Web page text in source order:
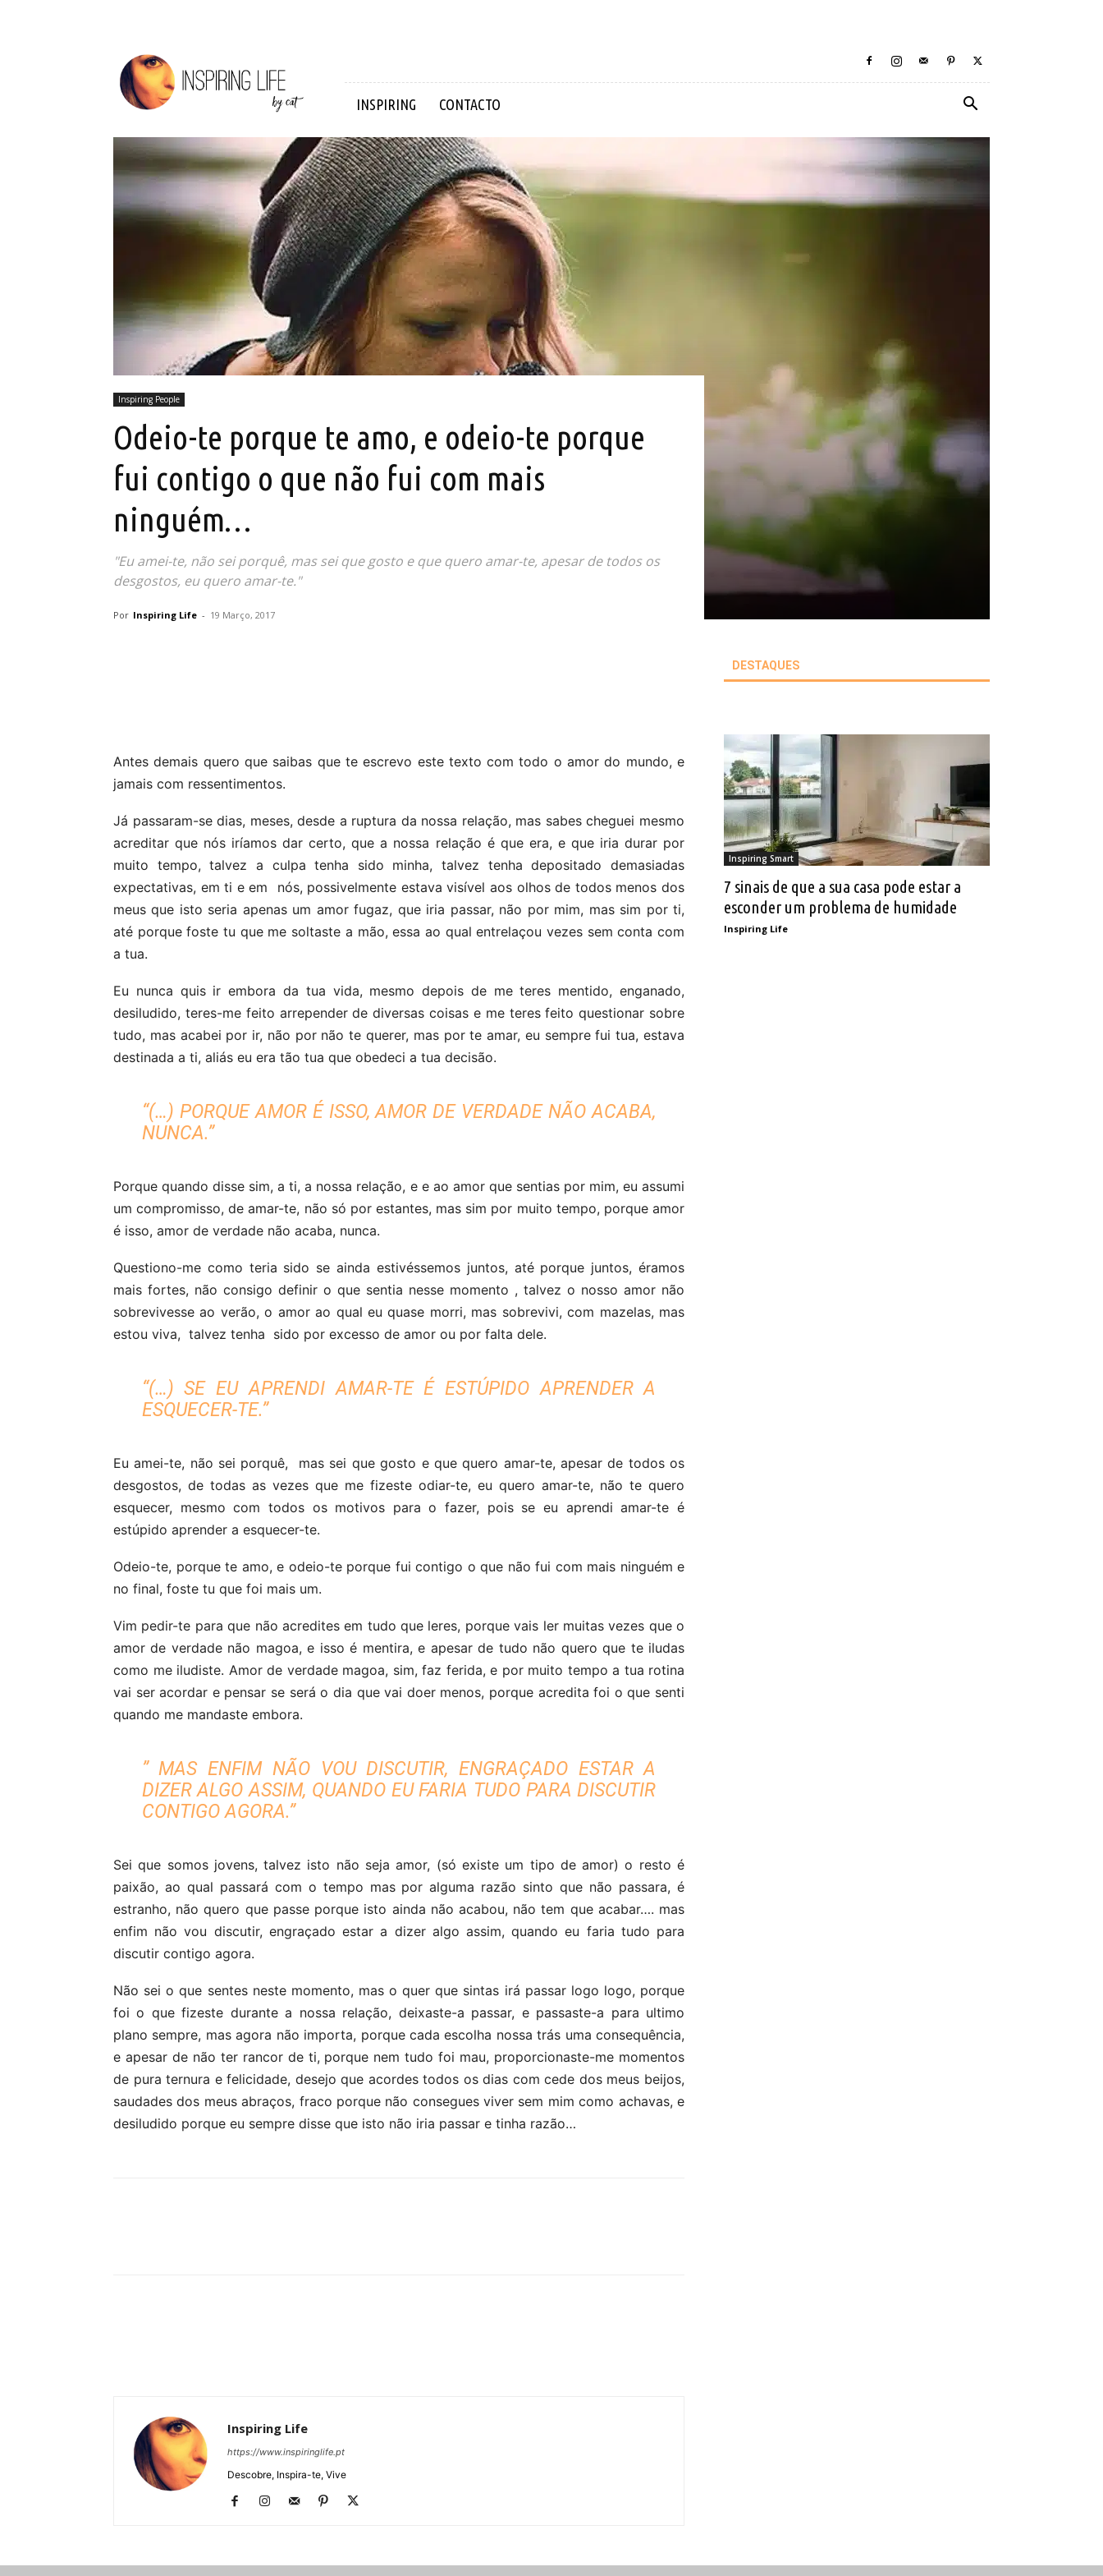
Inspiring
Life
INSPIRING CONTACTO
Inspiring People
Odeio-te porque te amo, e odeio-te porque
fui contigo o que não fui com mais
ninguém…
"Eu amei-te, não sei porquê, mas sei que gosto e que quero amar-te, apesar de todos os
desgostos, eu quero amar-te."
Por Inspiring Life - 19 Março, 2017
Antes demais quero que saibas que te escrevo este texto com todo o amor do mundo, e
jamais com ressentimentos.
Já passaram-se dias, meses, desde a ruptura da nossa relação, mas sabes cheguei mesmo
acreditar que nós iríamos dar certo, que a nossa relação é que era, e que iria durar por
muito tempo, talvez a culpa tenha sido minha, talvez tenha depositado demasiadas
expectativas, em ti e em nós, possivelmente estava visível aos olhos de todos menos dos
meus que isto seria apenas um amor fugaz, que iria passar, não por mim, mas sim por ti,
até porque foste tu que me soltaste a mão, essa ao qual entrelaçou vezes sem conta com
a tua.
Eu nunca quis ir embora da tua vida, mesmo depois de me teres mentido, enganado,
desiludido, teres-me feito arrepender de diversas coisas e me teres feito questionar sobre
tudo, mas acabei por ir, não por não te querer, mas por te amar, eu sempre fui tua, estava
destinada a ti, aliás eu era tão tua que obedeci a tua decisão.
“(…) PORQUE AMOR É ISSO, AMOR DE VERDADE NÃO ACABA,
NUNCA.”
Porque quando disse sim, a ti, a nossa relação, e e ao amor que sentias por mim, eu assumi
um compromisso, de amar-te, não só por estantes, mas sim por muito tempo, porque amor
é isso, amor de verdade não acaba, nunca.
Questiono-me como teria sido se ainda estivéssemos juntos, até porque juntos, éramos
mais fortes, não consigo definir o que sentia nesse momento , talvez o nosso amor não
sobrevivesse ao verão, o amor ao qual eu quase morri, mas sobrevivi, com mazelas, mas
estou viva, talvez tenha sido por excesso de amor ou por falta dele.
“(…) SE EU APRENDI AMAR-TE É ESTÚPIDO APRENDER A
ESQUECER-TE.”
Eu amei-te, não sei porquê, mas sei que gosto e que quero amar-te, apesar de todos os
desgostos, de todas as vezes que me fizeste odiar-te, eu quero amar-te, não te quero
esquecer, mesmo com todos os motivos para o fazer, pois se eu aprendi amar-te é
estúpido aprender a esquecer-te.
Odeio-te, porque te amo, e odeio-te porque fui contigo o que não fui com mais ninguém e
no final, foste tu que foi mais um.
Vim pedir-te para que não acredites em tudo que leres, porque vais ler muitas vezes que o
amor de verdade não magoa, e isso é mentira, e apesar de tudo não quero que te iludas
como me iludiste. Amor de verdade magoa, sim, faz ferida, e por muito tempo a tua rotina
vai ser acordar e pensar se será o dia que vai doer menos, porque acredita foi o que senti
quando me mandaste embora.
” MAS ENFIM NÃO VOU DISCUTIR, ENGRAÇADO ESTAR A
DIZER ALGO ASSIM, QUANDO EU FARIA TUDO PARA DISCUTIR
CONTIGO AGORA.”
Sei que somos jovens, talvez isto não seja amor, (só existe um tipo de amor) o resto é
paixão, ao qual passará com o tempo mas por alguma razão sinto que não passara, é
estranho, não quero que passe porque isto ainda não acabou, não tem que acabar…. mas
enfim não vou discutir, engraçado estar a dizer algo assim, quando eu faria tudo para
discutir contigo agora.
Não sei o que sentes neste momento, mas o quer que sintas irá passar logo logo, porque
foi o que fizeste durante a nossa relação, deixaste-a passar, e passaste-a para ultimo
plano sempre, mas agora não importa, porque cada escolha nossa trás uma consequência,
e apesar de não ter rancor de ti, porque nem tudo foi mau, proporcionaste-me momentos
de pura ternura e felicidade, desejo que acordes todos os dias com cede dos meus beijos,
saudades dos meus abraços, fraco porque não consegues viver sem mim como achavas, e
desiludido porque eu sempre disse que isto não iria passar e tinha razão…
Inspiring Life
https://www.inspiringlife.pt
Descobre, Inspira-te, Vive
DESTAQUES
Inspiring Smart
7 sinais de que a sua casa pode estar a
esconder um problema de humidade
Inspiring Life